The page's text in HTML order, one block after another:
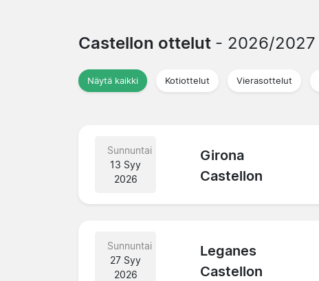
Castellon ottelut - 2026/2027
Näytä kaikki Kotiottelut Vierasottelut
Sunnuntai
13 Syy
2026
Girona
Castellon
Sunnuntai
27 Syy
2026
Leganes
Castellon